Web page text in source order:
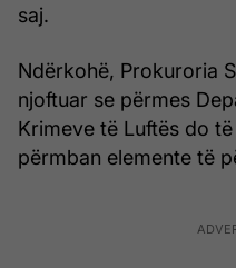
saj.
Ndërkohë, Prokuroria
njoftuar se përmes
Krimeve të Luftës do
përmban elemente të